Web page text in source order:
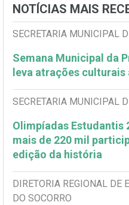
NOTÍCIAS MAIS
SECRETARIA MUNICIPAL
Semana Municipal da
leva atrações culturais
SECRETARIA MUNICIPAL
Olimpíadas Estudantis
mais de 220 mil
edição da história
DIRETORIA REGIONAL DE
DO SOCORRO